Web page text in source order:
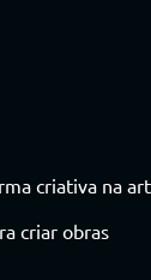
criativa na
criar obras